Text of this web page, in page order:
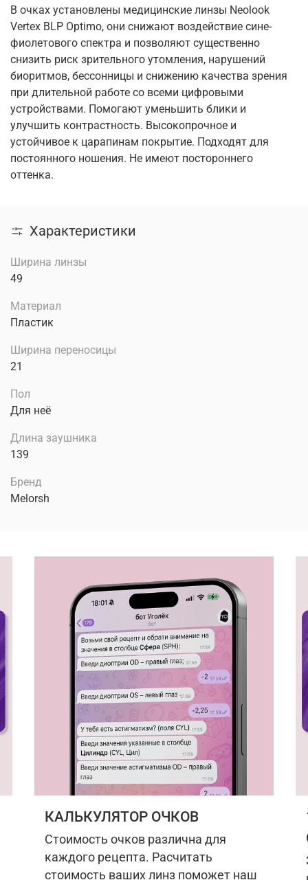
В очках установлены медицинские линзы Neolook
Vertex BLP Optimo, они снижают воздействие сине-
фиолетового спектра и позволяют существенно
снизить риск зрительного утомления, нарушений
биоритмов, бессонницы и снижению качества зрения
при длительной работе со всеми цифровыми
устройствами. Помогают уменьшить блики и
улучшить контрастность. Высокопрочное и
устойчивое к царапинам покрытие. Подходят для
постоянного ношения. Не имеют постороннего
оттенка.
Характеристики
Ширина линзы
49
Материал
Пластик
Ширина переносицы
21
Пол
Для неё
Длина заушника
139
Бренд
Melorsh
КАЛЬКУЛЯТОР ОЧКОВ
Стоимость очков различна для
каждого рецепта. Расчитать
стоимость ваших линз поможет наш